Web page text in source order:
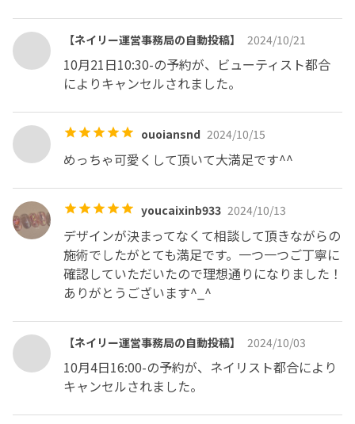
【ネイリー運営事務局の自動投稿】 2024/10/21
10月21日10:30-の予約が、ビューティスト都合
によりキャンセルされました。
ouoiansnd 2024/10/15
めっちゃ可愛くして頂いて大満足です^^
youcaixinb933 2024/10/13
デザインが決まってなくて相談して頂きながらの
施術でしたがとても満足です。一つ一つご丁寧に
確認していただいたので理想通りになりました！
ありがとうございます^_^
【ネイリー運営事務局の自動投稿】 2024/10/03
10月4日16:00-の予約が、ネイリスト都合により
キャンセルされました。